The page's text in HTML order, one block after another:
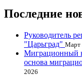
Последние
Руководитель
"Царьград" Март
Миграционный
основа
2026